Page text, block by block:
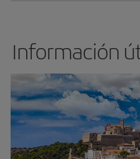
Información